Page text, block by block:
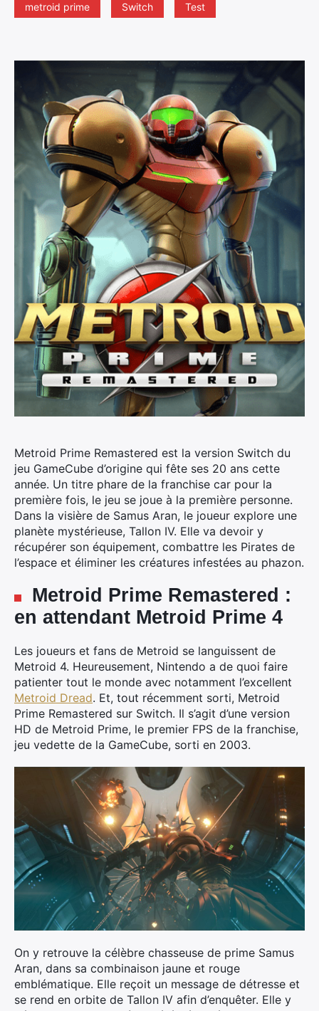
metroid prime Switch Test
Metroid Prime Remastered est la version Switch du
jeu GameCube d’origine qui fête ses 20 ans cette
année. Un titre phare de la franchise car pour la
première fois, le jeu se joue à la première personne.
Dans la visière de Samus Aran, le joueur explore une
planète mystérieuse, Tallon IV. Elle va devoir y
récupérer son équipement, combattre les Pirates de
l’espace et éliminer les créatures infestées au phazon.
Metroid Prime Remastered :
en attendant Metroid Prime 4
Les joueurs et fans de Metroid se languissent de
Metroid 4. Heureusement, Nintendo a de quoi faire
patienter tout le monde avec notamment l’excellent
Metroid Dread. Et, tout récemment sorti, Metroid
Prime Remastered sur Switch. Il s’agit d’une version
HD de Metroid Prime, le premier FPS de la franchise,
jeu vedette de la GameCube, sorti en 2003.
On y retrouve la célèbre chasseuse de prime Samus
Aran, dans sa combinaison jaune et rouge
emblématique. Elle reçoit un message de détresse et
se rend en orbite de Tallon IV afin d’enquêter. Elle y